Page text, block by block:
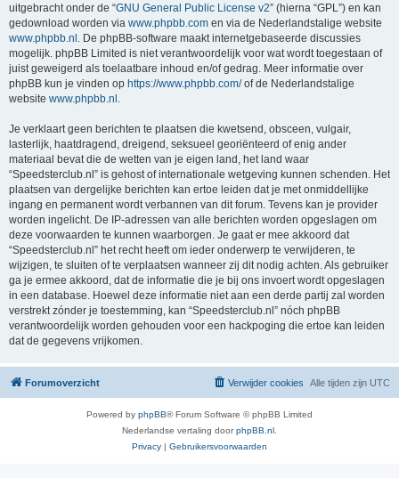
uitgebracht onder de “GNU General Public License v2” (hierna “GPL”) en kan
gedownload worden via www.phpbb.com en via de Nederlandstalige website
www.phpbb.nl . De phpBB-software maakt internetgebaseerde discussies
mogelijk. phpBB Limited is niet verantwoordelijk voor wat wordt toegestaan of
juist geweigerd als toelaatbare inhoud en/of gedrag. Meer informatie over
phpBB kun je vinden op https://www.phpbb.com/of de Nederlandstalige
website www.phpbb.nl .
Je verklaart geen berichten te plaatsen die kwetsend, obsceen, vulgair,
lasterlijk, haatdragend, dreigend, seksueel georiënteerd of enig ander
materiaal bevat die de wetten van je eigen land, het land waar
“Speedsterclub.nl” is gehost of internationale wetgeving kunnen schenden. Het
plaatsen van dergelijke berichten kan ertoe leiden dat je met onmiddellijke
ingang en permanent wordt verbannen van dit forum. Tevens kan je provider
worden ingelicht. De IP-adressen van alle berichten worden opgeslagen om
deze voorwaarden te kunnen waarborgen. Je gaat er mee akkoord dat
“Speedsterclub.nl” het recht heeft om ieder onderwerp te verwijderen, te
wijzigen, te sluiten of te verplaatsen wanneer zij dit nodig achten. Als gebruiker
ga je ermee akkoord, dat de informatie die je bij ons invoert wordt opgeslagen
in een database. Hoewel deze informatie niet aan een derde partij zal worden
verstrekt zónder je toestemming, kan “Speedsterclub.nl” nóch phpBB
verantwoordelijk worden gehouden voor een hackpoging die ertoe kan leiden
dat de gegevens vrijkomen.
Forumoverzicht Alle tijden zijn UTC
Verwijder cookies
Powered by phpBB® Forum Software © phpBB Limited
Nederlandse vertaling doorphpBB.nl
Privacy | Gebruikersvoorwaarden